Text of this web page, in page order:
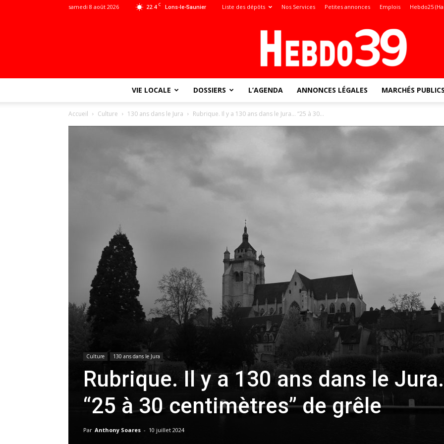
22.4 C Lons-le-Saunier
samedi 8 août 2026 Liste des dépôts Nos Services Petites annonces Emplois Hebdo25
l'info
VIE LOCALE DOSSIERS L’AGENDA ANNONCES LÉGALES MARCHÉS
Accueil Culture 130 ans dans le Jura Rubrique. Il y a 130 ans dans le Jura… “25 à 30...
Culture 130 ans dans le Jura
Rubrique. Il y a 130 ans dans le
“25 à 30 centimètres” de grêle
Par Anthony Soares - 10 juillet 2024